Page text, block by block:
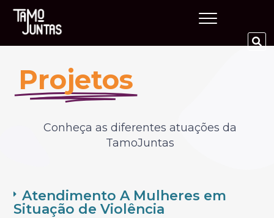
Projetos
Conheça as diferentes atuações da
TamoJuntas
Atendimento A Mulheres em
Situação de Violência